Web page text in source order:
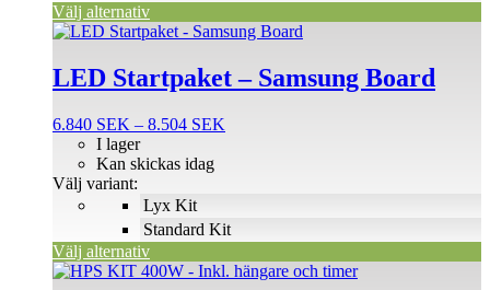
Välj alternativ
LED Startpaket – Samsung Board
6.840 SEK – 8.504 SEK
Lyx Kit
Standard Kit
I lager
Kan skickas idag
Välj variant:
Välj alternativ
Den
produkten
har
varianter.
olika
alternativen
på
produktsidan